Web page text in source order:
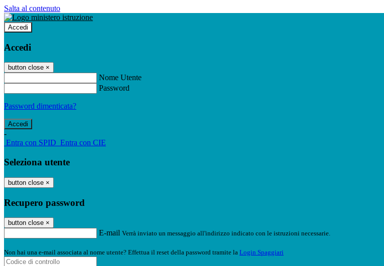
Salta al contenuto
Accedi
Accedi
button close ×
Nome Utente
Password
Password dimenticata?
-
Entra con SPID Entra con CIE
Seleziona utente
button close ×
Recupero password
button close ×
E-mail Verrà inviato un messaggio all'indirizzo indicato con le istruzioni necessarie.
Non hai una e-mail associata al nome utente? Effettua il reset della password tramite la Login Spaggiari